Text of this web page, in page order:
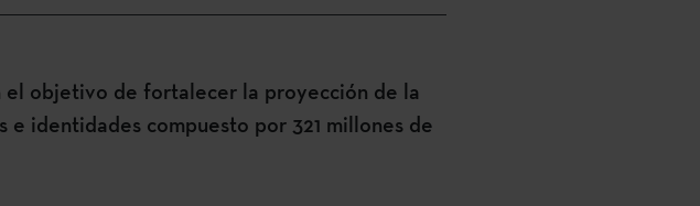
el objetivo de fortalecer la proyección de la
e identidades compuesto por 321 millones de